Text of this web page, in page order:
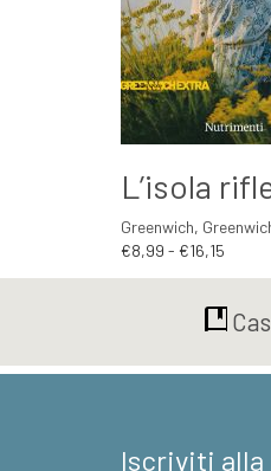
L’isola
Greenwich,
€8,99 - €16,15
da
a
Iscriviti